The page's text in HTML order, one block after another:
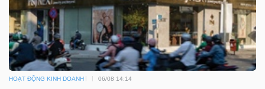
HOẠT ĐỘNG KINH DOANH 06/08 14:14
liệu
tài
chính